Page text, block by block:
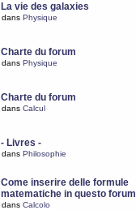
La vie des galaxies
dans Physique
Charte du forum
dans Physique
Charte du forum
dans Calcul
- Livres -
dans Philosophie
Come inserire delle formule
matematiche in questo forum
dans Calcolo